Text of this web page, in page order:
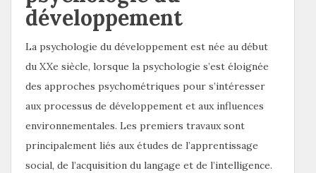
développement
La psychologie du développement est née au début
du XXe siècle, lorsque la psychologie s’est éloignée
des approches psychométriques pour s’intéresser
aux processus de développement et aux influences
environnementales. Les premiers travaux sont
principalement liés aux études de l’apprentissage
social, de l’acquisition du langage et de l’intelligence.